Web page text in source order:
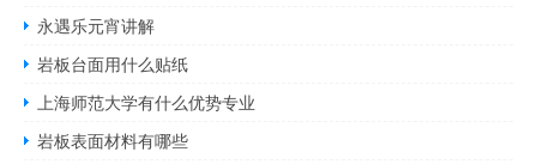
永遇乐元宵讲解
岩板台面用什么贴纸
上海师范大学有什么优势专业
岩板表面材料有哪些